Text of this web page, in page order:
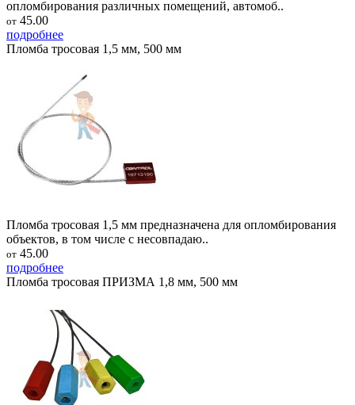
опломбирования различных помещений, автомоб..
от 45.00
подробнее
Пломба тросовая 1,5 мм, 500 мм
Пломба тросовая 1,5 мм предназначена для опломбирования
объектов, в том числе с несовпадаю..
от 45.00
подробнее
Пломба тросовая ПРИЗМА 1,8 мм, 500 мм